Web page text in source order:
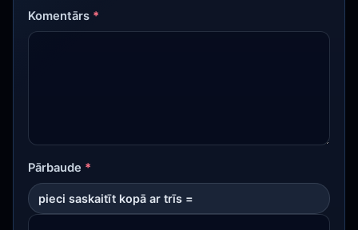
Komentārs *
Pārbaude *
pieci saskaitīt kopā ar trīs =